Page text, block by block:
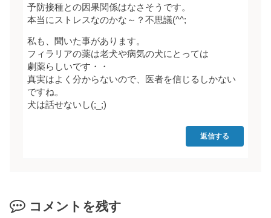
予防接種との因果関係はなさそうです。
本当にストレスなのかな～？不思議(^^;
私も、聞いた事があります。
フィラリアの薬は老犬や病気の犬にとっては
劇薬らしいです・・
真実はよく分からないので、医者を信じるしかない
ですね。
犬は話せないし(;_;)
返信する
コメントを残す